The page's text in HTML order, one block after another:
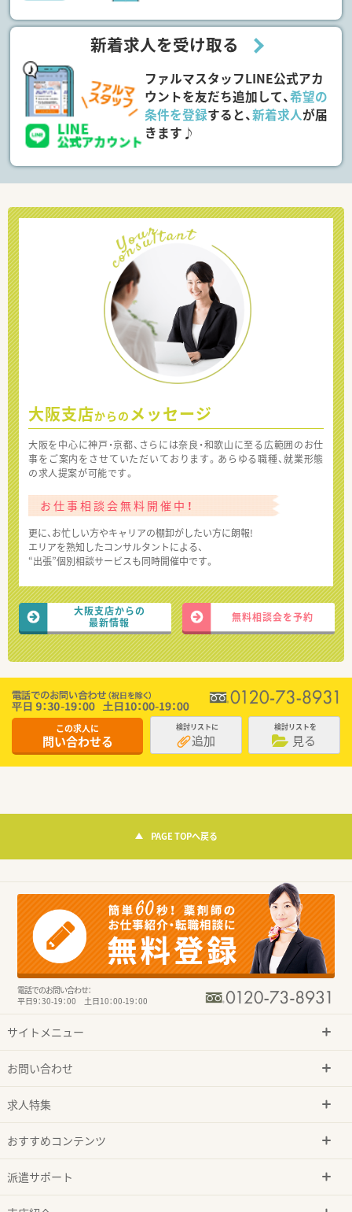
新着求人を受け取る
ファルマスタッフLINE公式アカ
ウントを友だち追加して、希望の
条件を登録すると、新着求人が届
きます♪
大阪支店からの メッセージ
大阪を中心に神戸・京都、さらには奈良・和歌山に至る広範囲のお仕
事をご案内をさせていただいております。あらゆる職種、就業形態
の求人提案が可能です。
お仕事相談会無料開催中！
更に、お忙しい方やキャリアの棚卸がしたい方に朗報!
エリアを熟知したコンサルタントによる、
“出張”個別相談サービスも同時開催中です。
大阪支店からの
最新情報
無料相談会を予約
この求人に
問い合わせる
検討リストに
追加
検討リストを
見る
PAGE TOPへ戻る
電話でのお問い合わせ：
平日9：30-19：00 土日10：00-19：00
サイトメニュー
お問い合わせ
求人特集
おすすめコンテンツ
派遣サポート